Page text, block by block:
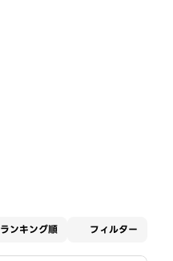
ランキング順 フィルター